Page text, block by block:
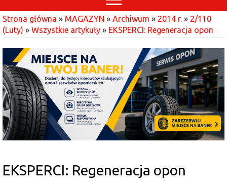
Strona główna » MAGAZYN » Archiwum » 2014 r. » 2/110
(Luty) » Wszystkie artykuły » EKSPERCI: Regeneracja opon
EKSPERCI: Regeneracja opon